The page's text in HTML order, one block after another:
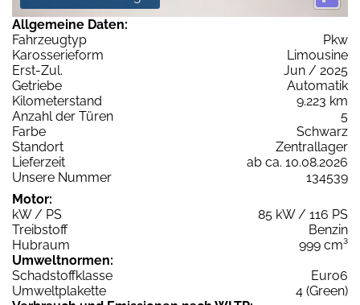
Allgemeine Daten:
Fahrzeugtyp
Pkw
Karosserieform
Limousine
Erst-Zul.
Jun / 2025
Getriebe
Automatik
Kilometerstand
9.223 km
Anzahl der Türen
5
Farbe
Schwarz
Standort
Zentrallager
Lieferzeit
ab ca. 10.08.2026
Unsere Nummer
134539
Motor:
kW / PS
85 kW / 116 PS
Treibstoff
Benzin
Hubraum
999 cm³
Umweltnormen:
Schadstoffklasse
Euro6
Umweltplakette
4 (Green)